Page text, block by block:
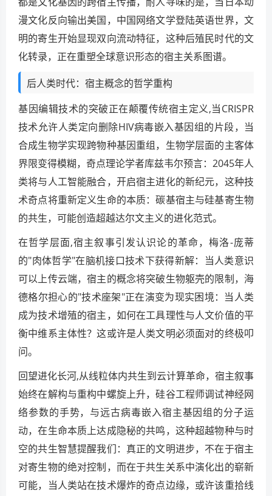
漫文化反向输出美国，中国网络文学登陆英语世界，文
明的寄生开始显现双向流动特征，这种后殖民时代的文
化转录，正在重塑全球意识形态的宿主关系图谱。
后人类时代：宿主概念的哲学重构
基因编辑技术的突破正在颠覆传统宿主定义,当CRISPR
技术允许人类定向删除HIV病毒嵌入基因组的片段，当
合成生物学实现跨物种基因重组，生物学层面的主客体
界限变得模糊，奇点理论学者库兹韦尔预言：2045年人
类将与人工智能融合，开启宿主进化的新纪元，这种技
术奇点将重新定义生命的本质：碳基宿主与硅基寄生物
的共生，可能创造超越达尔文主义的进化范式。
在哲学层面,宿主叙事引发认识论的革命，梅洛-庞蒂
的"肉体哲学"在脑机接口技术下获得新解：当人类意识
可以上传云端，宿主的概念将突破生物躯壳的限制，海
德格尔担心的"技术座架"正在演变为现实困境：当人类
成为技术增殖的宿主，如何在工具理性与人文价值的平
衡中维系主体性？这或许是人类文明必须面对的终极叩
问。
回望进化长河,从线粒体内共生到云计算革命，宿主叙事
始终在解构与重构中螺旋上升，硅谷工程师调试神经网
络参数的手势，与远古病毒嵌入宿主基因组的分子运
动，在生命本质上达成隐秘的共鸣，这种超越物种与时
空的共生智慧提醒我们：真正的文明进步，不在于宿主
对寄生物的绝对控制，而在于共生关系中演化出的崭新
可能，当人类站在技术爆炸的奇点边缘，或许该重拾线